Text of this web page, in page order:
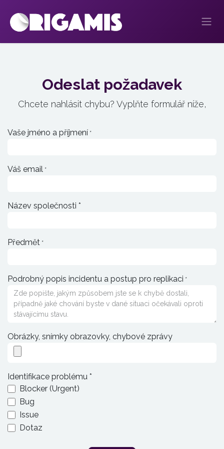
Odeslat požadavek
Chcete nahlásit chybu? Vyplňte formulář níže,
Vaše jméno a příjmení *
Váš email *
Název společnosti *
Předmět *
Podrobný popis incidentu a postup pro replikaci *
Obrázky, snímky obrazovky, chybové zprávy
Identifikace problému *
Blocker (Urgent)
Bug
Issue
Dotaz